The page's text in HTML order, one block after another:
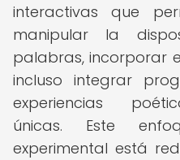
interactivas que
manipular la
palabras, incorporar
incluso integrar
experiencias
únicas. Este
experimental está